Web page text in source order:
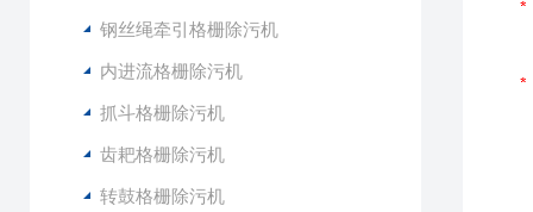
钢丝绳牵引格栅除污机
内进流格栅除污机
抓斗格栅除污机
齿耙格栅除污机
转鼓格栅除污机